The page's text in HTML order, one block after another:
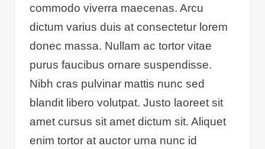
commodo viverra maecenas. Arcu
dictum varius duis at consectetur lorem
donec massa. Nullam ac tortor vitae
purus faucibus ornare suspendisse.
Nibh cras pulvinar mattis nunc sed
blandit libero volutpat. Justo laoreet sit
amet cursus sit amet dictum sit. Aliquet
enim tortor at auctor urna nunc id